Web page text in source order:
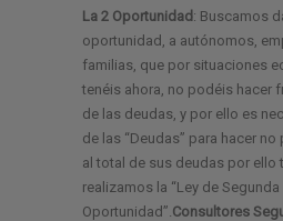
La 2 Oportunidad : Buscamos
oportunidad, a autónomos,
familias, que por situaciones
tenéis ahora, no podéis hacer
de las deudas, y por ello es
de las “Deudas” para hacer
al total de sus deudas por ello
realizamos la “Ley de Segunda
Oportunidad”. Consultores